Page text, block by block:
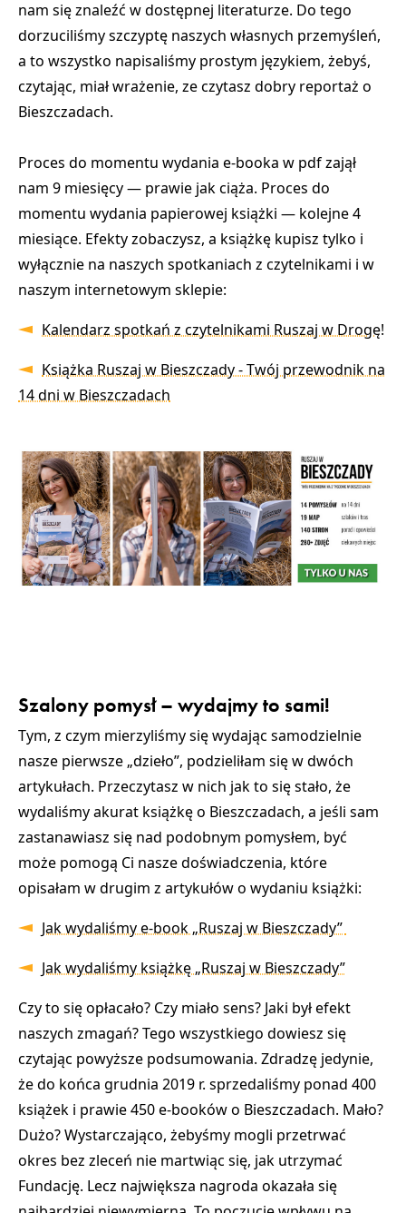
nam się znaleźć w dostępnej literaturze. Do tego
dorzuciliśmy szczyptę naszych własnych przemyśleń,
a to wszystko napisaliśmy prostym językiem, żebyś,
czytając, miał wrażenie, ze czytasz dobry reportaż o
Bieszczadach.
Proces do momentu wydania e-booka w pdf zajął
nam 9 miesięcy — prawie jak ciąża. Proces do
momentu wydania papierowej książki — kolejne 4
miesiące. Efekty zobaczysz, a książkę kupisz tylko i
wyłącznie na naszych spotkaniach z czytelnikami i w
naszym internetowym sklepie:
Kalendarz spotkań z czytelnikami Ruszaj w Drogę!
Książka Ruszaj w Bieszczady - Twój przewodnik na
14 dni w Bieszczadach
Szalony pomysł – wydajmy to sami!
Tym, z czym mierzyliśmy się wydając samodzielnie
nasze pierwsze „dzieło”, podzieliłam się w dwóch
artykułach. Przeczytasz w nich jak to się stało, że
wydaliśmy akurat książkę o Bieszczadach, a jeśli sam
zastanawiasz się nad podobnym pomysłem, być
może pomogą Ci nasze doświadczenia, które
opisałam w drugim z artykułów o wydaniu książki:
Jak wydaliśmy e-book „Ruszaj w Bieszczady”
Jak wydaliśmy książkę „Ruszaj w Bieszczady”
Czy to się opłacało? Czy miało sens? Jaki był efekt
naszych zmagań? Tego wszystkiego dowiesz się
czytając powyższe podsumowania. Zdradzę jedynie,
że do końca grudnia 2019 r. sprzedaliśmy ponad 400
książek i prawie 450 e-booków o Bieszczadach. Mało?
Dużo? Wystarczająco, żebyśmy mogli przetrwać
okres bez zleceń nie martwiąc się, jak utrzymać
Fundację. Lecz największa nagroda okazała się